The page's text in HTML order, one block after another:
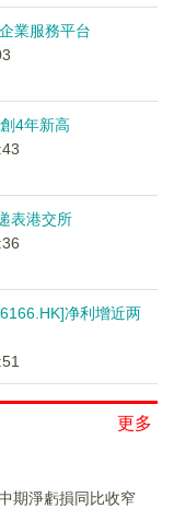
業服務平台
4年新高
表港交所
净利增近两
更多
期淨虧損同比收窄